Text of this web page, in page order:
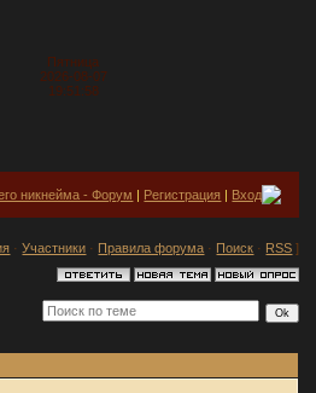
Пятница
2026-08-07
19:51:58
никнейма - Форум | Регистрация | Вход
·Участники · Правила форума · Поиск · RSS ]